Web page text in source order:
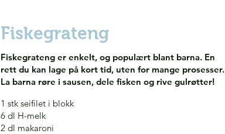
Fiskegrateng
Fiskegrateng er enkelt, og populært blant barna. En
rett du kan lage på kort tid, uten for mange prosesser.
La barna røre i sausen, dele fisken og rive gulrøtter!
1 stk seifilet i blokk
6 dl H-melk
2 dl makaroni